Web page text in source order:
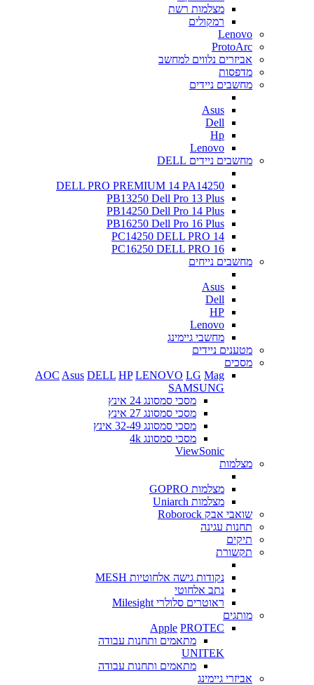
מצלמות רשת
רמקולים
Lenovo
ProtoArc
אביזרים נלווים למחשב
מדפסות
מחשבים ניידים
Asus
Dell
Hp
Lenovo
מחשבים ניידים DELL
DELL PRO PREMIUM 14 PA14250
PB13250 Dell Pro 13 Plus
PB14250 Dell Pro 14 Plus
PB16250 Dell Pro 16 Plus
PC14250 DELL PRO 14
PC16250 DELL PRO 16
מחשבים נייחים
Asus
Dell
HP
Lenovo
מחשבי גיימינג
מטענים ניידים
מסכים
AOC Asus DELL HP LENOVO LG Mag
SAMSUNG
מסכי סמסונג 24 אינץ
מסכי סמסונג 27 אינץ
מסכי סמסונג 32-49 אינץ
מסכי סמסונג 4k
ViewSonic
מצלמות
מצלמות GOPRO
מצלמות Uniarch
שואבי אבק Roborock
תחנות עגינה
תיקים
תקשורת
נקודות גישה אלחוטיות MESH
נתב אלחוטי
ראוטרים סלולרי Milesight
מותגים
Apple PROTEC
מתאמים ותחנות עבודה
UNITEK
מתאמים ותחנות עבודה
אביזרי גיימינג